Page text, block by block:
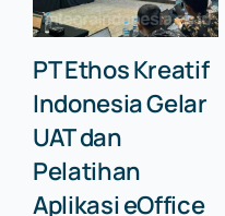
PT Ethos Kreatif
Indonesia Gelar
UAT dan
Pelatihan
Aplikasi eOffice